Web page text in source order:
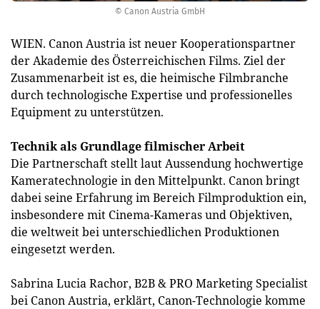
© Canon Austria GmbH
WIEN. Canon Austria ist neuer Kooperationspartner
der Akademie des Österreichischen Films. Ziel der
Zusammenarbeit ist es, die heimische Filmbranche
durch technologische Expertise und professionelles
Equipment zu unterstützen.
Technik als Grundlage filmischer Arbeit
Die Partnerschaft stellt laut Aussendung hochwertige
Kameratechnologie in den Mittelpunkt. Canon bringt
dabei seine Erfahrung im Bereich Filmproduktion ein,
insbesondere mit Cinema-Kameras und Objektiven,
die weltweit bei unterschiedlichen Produktionen
eingesetzt werden.
Sabrina Lucia Rachor, B2B & PRO Marketing Specialist
bei Canon Austria, erklärt, Canon-Technologie komme